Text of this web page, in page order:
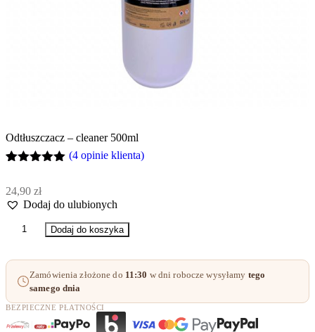
Odtłuszczacz – cleaner 500ml
na
podstawie
klientów
(4 opinie klienta)
24,90 zł
Dodaj do ulubionych
ilość
Odtłuszczacz
cleaner
500ml
Dodaj do koszyka
Zamówienia złożone do 11:30 w dni robocze wysyłamy tego
samego dnia
BEZPIECZNE PŁATNOŚCI